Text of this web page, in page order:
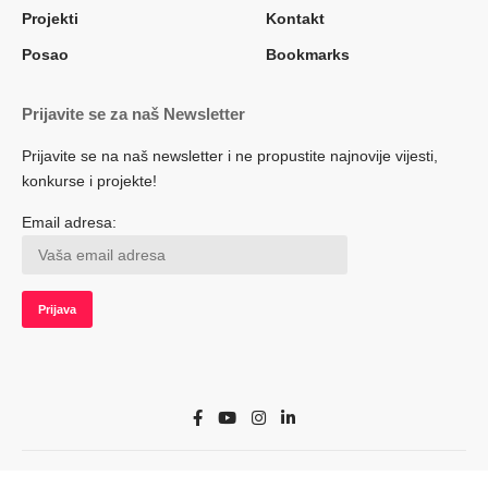
Projekti
Posao
Kontakt
Bookmarks
Prijavite se za naš Newsletter
Prijavite se na naš newsletter i ne propustite najnovije vijesti,
konkurse i projekte!
Email adresa: